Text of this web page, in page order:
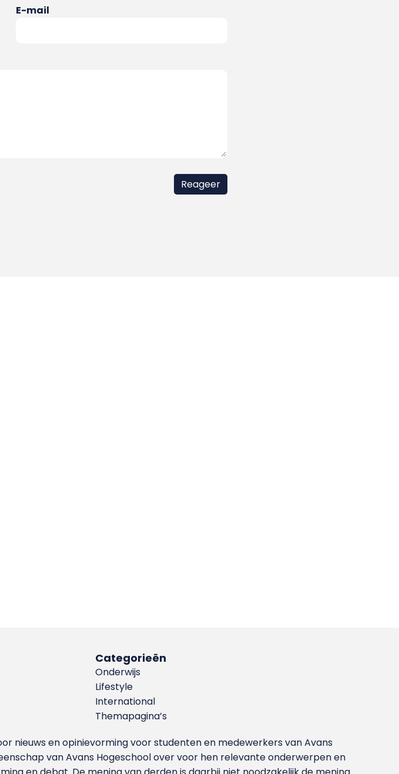
E-mail
Categorieën
Onderwijs
Lifestyle
International
Themapagina’s
nieuws en opinievorming voor studenten en medewerkers van Avans
van Avans Hogeschool over voor hen relevante onderwerpen en